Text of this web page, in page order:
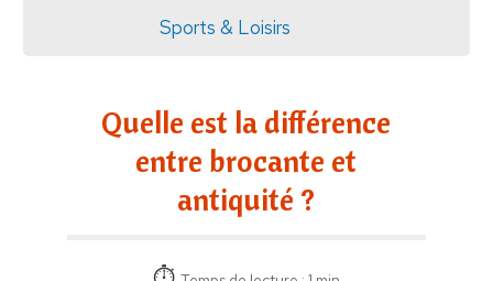
Sports & Loisirs
Quelle est la différence
entre brocante et
antiquité ?